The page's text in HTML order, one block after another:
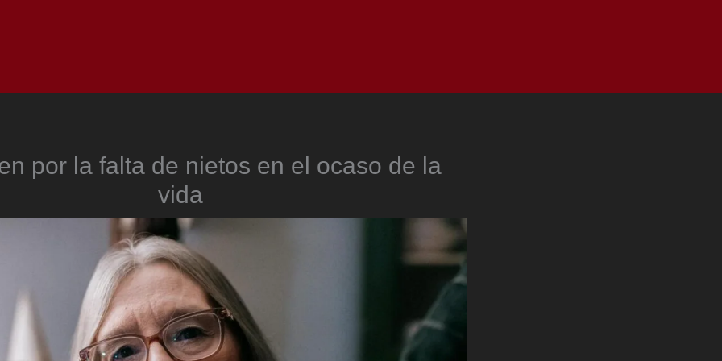
por la falta de nietos en el ocaso de la
vida